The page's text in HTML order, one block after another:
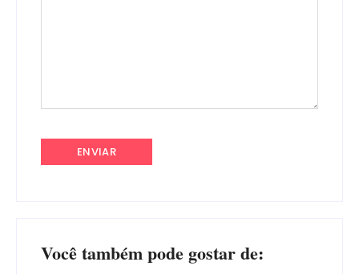
Você também pode gostar de: